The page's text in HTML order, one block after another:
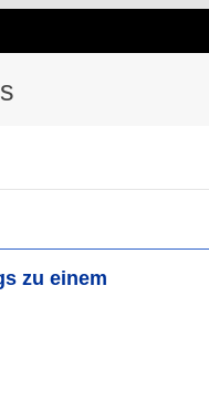
zu einem